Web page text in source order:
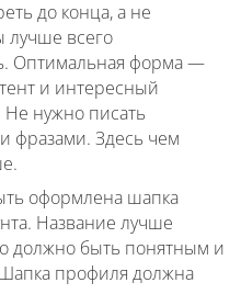
до конца, а не
лучше всего
Оптимальная форма —
и интересный
Не нужно писать
фразами. Здесь чем
оформлена шапка
Название лучше
должно быть понятным и
профиля должна